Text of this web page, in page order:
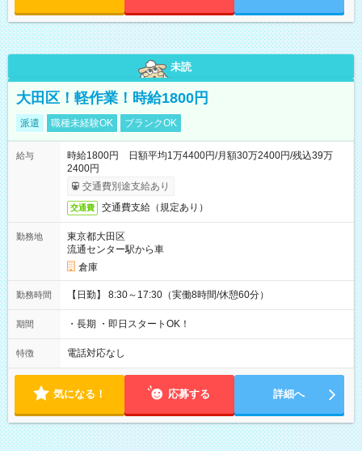
未読
大田区！軽作業！時給1800円
派遣 職種未経験OK ブランクOK
給与
時給1800円 日額平均1万4400円/月額30万2400円/残込39万
2400円
交通費別途支給あり
交通費 交通費支給（規定あり）
勤務地
東京都大田区
流通センター駅から車
倉庫
勤務時間 【日勤】 8:30～17:30（実働8時間/休憩60分）
期間 ・長期 ・即日スタートOK！
特徴 電話対応なし
気になる！ 応募する 詳細へ